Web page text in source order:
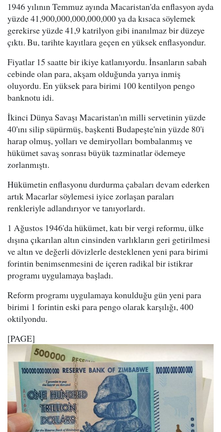
1946 yılının Temmuz ayında Macaristan'da enflasyon ayda
yüzde 41,900,000,000,000,000 ya da kısaca söylemek
gerekirse yüzde 41,9 katrilyon gibi inanılmaz bir düzeye
çıktı. Bu, tarihte kayıtlara geçen en yüksek enflasyondur.
Fiyatlar 15 saatte bir ikiye katlanıyordu. İnsanların sabah
cebinde olan para, akşam olduğunda yarıya inmiş
oluyordu. En yüksek para birimi 100 kentilyon pengo
banknotu idi.
İkinci Dünya Savaşı Macaristan'ın milli servetinin yüzde
40'ını silip süpürmüş, başkenti Budapeşte'nin yüzde 80'i
harap olmuş, yolları ve demiryolları bombalanmış ve
hükümet savaş sonrası büyük tazminatlar ödemeye
zorlanmıştı.
Hükümetin enflasyonu durdurma çabaları devam ederken
artık Macarlar söylemesi iyice zorlaşan paraları
renkleriyle adlandırıyor ve tanıyorlardı.
1 Ağustos 1946'da hükümet, katı bir vergi reformu, ülke
dışına çıkarılan altın cinsinden varlıkların geri getirilmesi
ve altın ve değerli dövizlerle desteklenen yeni para birimi
forintin benimsenmesini de içeren radikal bir istikrar
programı uygulamaya başladı.
Reform programı uygulamaya konulduğu gün yeni para
birimi 1 forintin eski para pengo olarak karşılığı, 400
oktilyondu.
[PAGE]